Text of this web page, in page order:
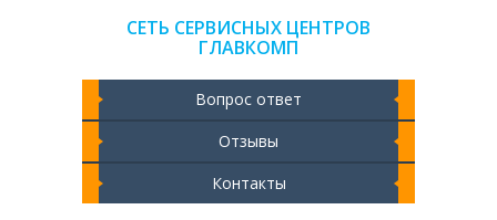
СЕТЬ СЕРВИСНЫХ ЦЕНТРОВ
ГЛАВКОМП
Вопрос ответ
Отзывы
Контакты